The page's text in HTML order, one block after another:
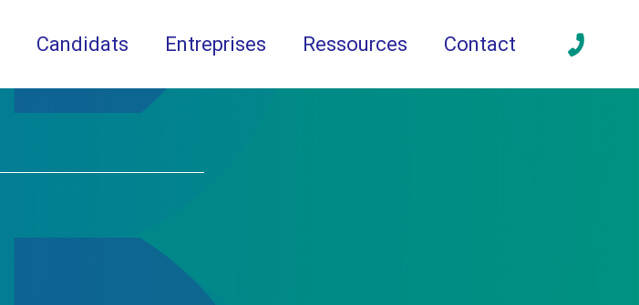
Candidats Entreprises Ressources Contact